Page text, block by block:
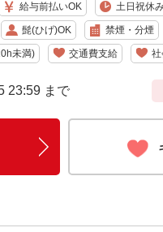
給与前払いOK 土日祝休
髭(ひげ)OK 禁煙・分煙
未満) 交通費支給 社
23:59 まで